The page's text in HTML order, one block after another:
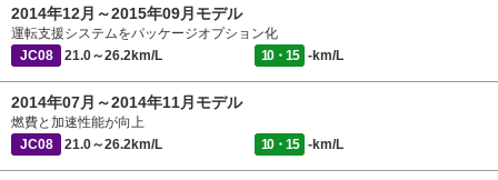
2014年12月～2015年09月モデル
運転支援システムをパッケージオプション化
JC08
21.0～26.2km/L 10・15 -km/L
2014年07月～2014年11月モデル
燃費と加速性能が向上
JC08
21.0～26.2km/L 10・15 -km/L